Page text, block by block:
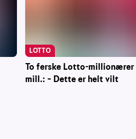
To ferske Lotto-millionærer
mill.: – Dette er helt vilt
LOTTO